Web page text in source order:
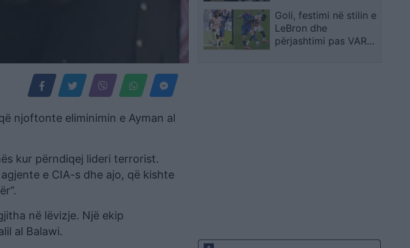
njoftonte eliminimin e Ayman al
kur përndiqej lideri terrorist.
e CIA-s dhe ajo, që kishte
në lëvizje. Një ekip
al Balawi.
Goli, festimi në stilin e
LeBron dhe
përjashtimi pas VAR-